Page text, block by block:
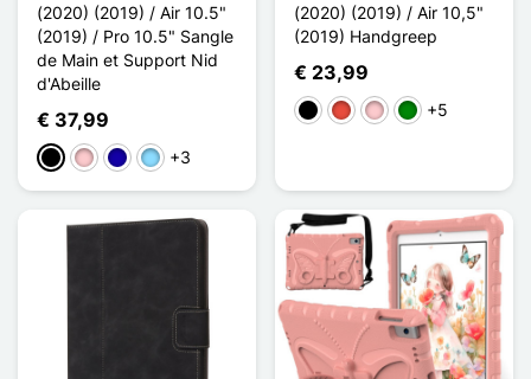
(2020) (2019) / Air 10.5"
(2019) / Pro 10.5" Sangle
de Main et Support Nid
d'Abeille
€ 37,99
ZwartRozeDonkerblauw
Licht Blauw
+3
(2020) (2019) / Air 10,5"
(2019) Handgreep
€ 23,99
ZwartRoodRozeGroen
+5